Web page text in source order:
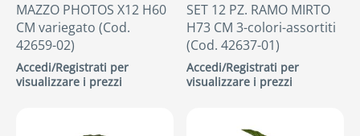
MAZZO PHOTOS X12 H60
CM variegato (Cod.
42659-02)
Accedi/Registrati per
visualizzare i prezzi
SET 12 PZ. RAMO MIRTO
H73 CM 3-colori-assortiti
(Cod. 42637-01)
Accedi/Registrati per
visualizzare i prezzi